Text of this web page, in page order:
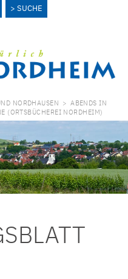
SUCHE
NORDHAUSEN > ABENDS IN
(ORTSBÜCHEREI NORDHEIM)